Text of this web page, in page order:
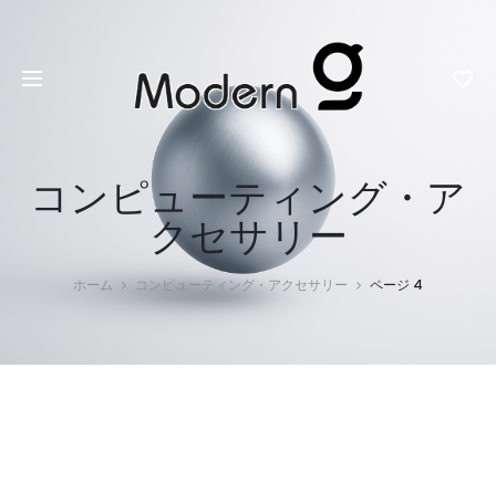
コンピューティング・ア
クセサリー
ホーム コンピューティング・アクセサリー ページ 4